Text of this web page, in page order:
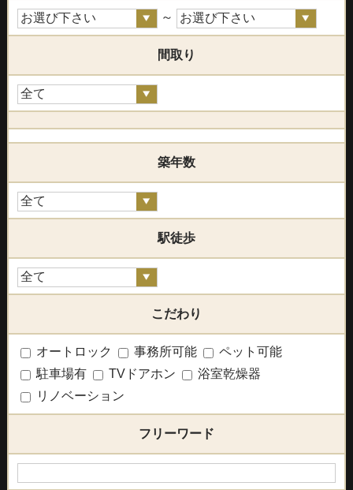
～
間取り
築年数
駅徒歩
こだわり
オートロック 事務所可能
ペット可能
駐車場有
TVドアホン
浴室乾燥器
リノベーション
フリーワード